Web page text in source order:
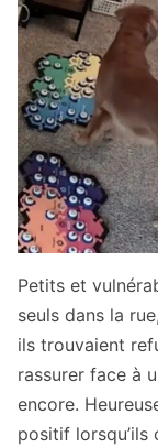
Petits et
seuls dans la
ils trouvaient
rassurer face à
encore.
positif